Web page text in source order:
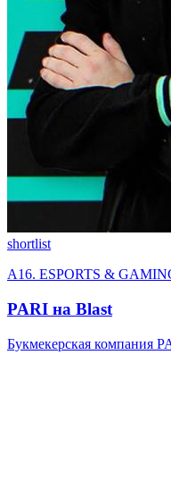
shortlist
A16. ESPORTS &
PARI на Blast
Букмекерская компания